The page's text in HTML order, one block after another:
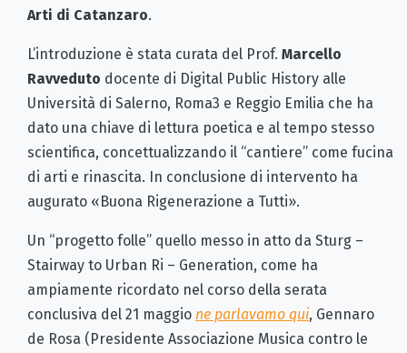
Arti di Catanzaro.
L’introduzione è stata curata del Prof. Marcello
Ravveduto docente di Digital Public History alle
Università di Salerno, Roma3 e Reggio Emilia che ha
dato una chiave di lettura poetica e al tempo stesso
scientifica, concettualizzando il “cantiere” come fucina
di arti e rinascita. In conclusione di intervento ha
augurato «Buona Rigenerazione a Tutti».
Un “progetto folle” quello messo in atto da Sturg –
Stairway to Urban Ri – Generation, come ha
ampiamente ricordato nel corso della serata
conclusiva del 21 maggio ne parlavamo qui, Gennaro
de Rosa (Presidente Associazione Musica contro le